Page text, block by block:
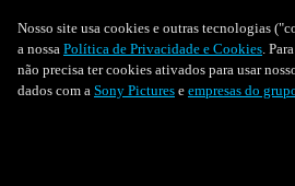
Nosso site usa cookies e outras tecnologias
a nossa Política de Privacidade e Cookies.
não precisa ter cookies ativados para usar
dados com a Sony Pictures e empresas do